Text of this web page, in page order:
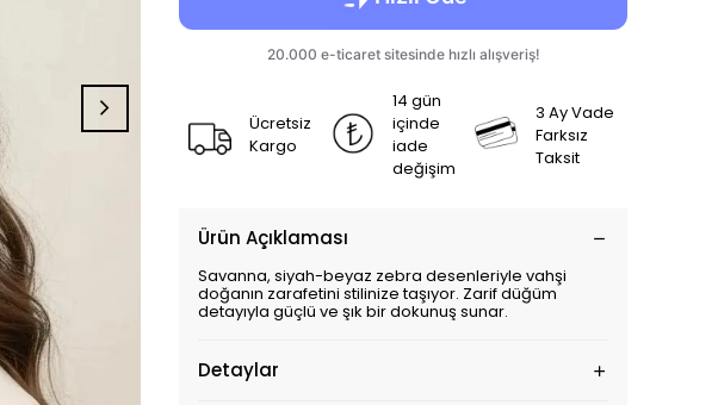
Ücretsiz
Kargo
14 gün
içinde
iade
değişim
3 Ay Vade
Farksız
Taksit
Ürün Açıklaması
Savanna, siyah-beyaz zebra desenleriyle vahşi
doğanın zarafetini stilinize taşıyor. Zarif düğüm
detayıyla güçlü ve şık bir dokunuş sunar.
Detaylar